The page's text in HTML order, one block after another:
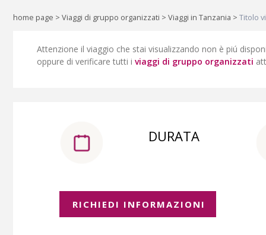
home page > Viaggi di gruppo organizzati > Viaggi in Tanzania > Titolo
Attenzione il viaggio che stai visualizzando non è piú
oppure di verificare tutti i viaggi di gruppo organizzati
DURATA
RICHIEDI INFORMAZIONI